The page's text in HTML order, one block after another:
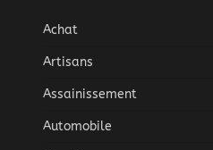
Achat
Artisans
Assainissement
Automobile